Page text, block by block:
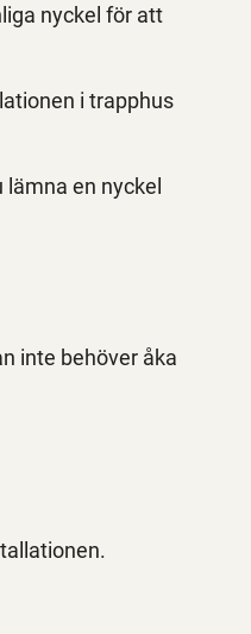
nyckel för att
i trapphus
lämna en nyckel
inte behöver åka